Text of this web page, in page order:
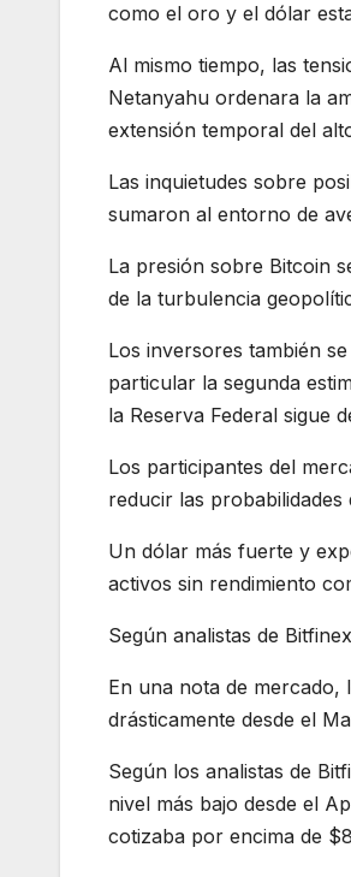
como el oro y el dólar
Al mismo tiempo, las
Netanyahu ordenara la
extensión temporal del
Las inquietudes sobre
sumaron al entorno de
La presión sobre Bitcoin
de la turbulencia
Los inversores también
particular la segunda
la Reserva Federal sigue
Los participantes del
reducir las
Un dólar más fuerte y
activos sin rendimiento
Según analistas de
En una nota de mercado,
drásticamente desde el
Según los analistas de
nivel más bajo desde el
cotizaba por encima de